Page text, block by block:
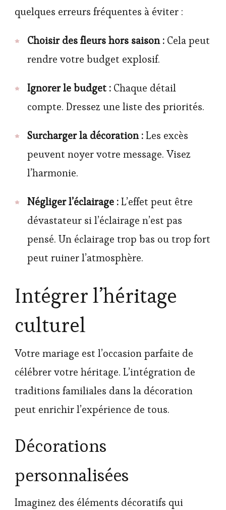
quelques erreurs fréquentes à éviter :
Choisir des fleurs hors saison : Cela peut
rendre votre budget explosif.
Ignorer le budget : Chaque détail
compte. Dressez une liste des priorités.
Surcharger la décoration :Les excès
peuvent noyer votre message. Visez
l’harmonie.
Négliger l’éclairage :L’effet peut être
dévastateur si l’éclairage n’est pas
pensé. Un éclairage trop bas ou trop fort
peut ruiner l’atmosphère.
Intégrer l’héritage
culturel
Votre mariage est l’occasion parfaite de
célébrer votre héritage. L’intégration de
traditions familiales dans la décoration
peut enrichir l’expérience de tous.
Décorations
personnalisées
Imaginez des éléments décoratifs qui